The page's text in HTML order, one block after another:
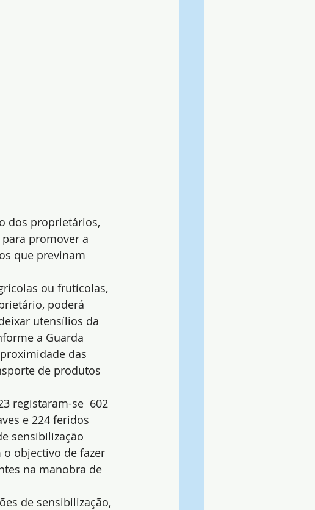
dos proprietários,
promover a
que previnam
ou frutícolas,
poderá
utensílios da
a Guarda
das
de produtos
registaram-se  602
e 224 feridos
sensibilização
objectivo de fazer
na manobra de
de sensibilização,